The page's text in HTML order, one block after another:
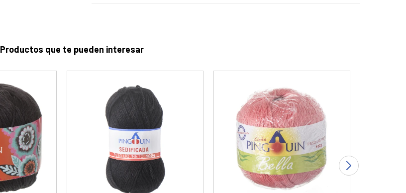
Productos que te pueden interesar